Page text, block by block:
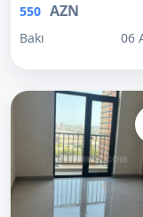
550 AZN
Bakı 06